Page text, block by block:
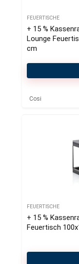
FEUERTISCHE
+ 15 %
Lounge
cm
Cosi
FEUERTISCHE
+ 15 %
Feuertisch